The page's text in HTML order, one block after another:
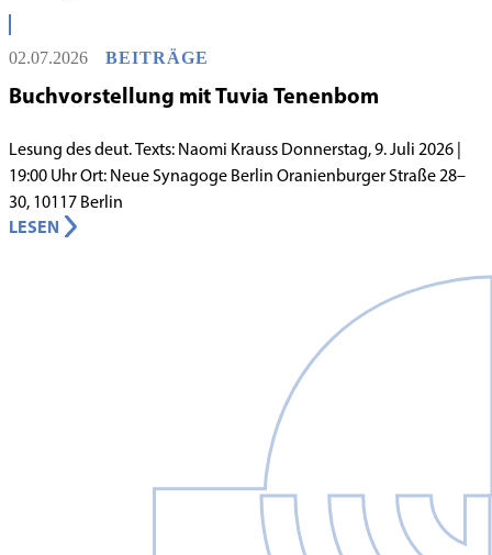
schwierigen Voraussetzungen. Vor dem Hintergrund eines
innergemeindlichen Wandels entstand bereits 1983 die Idee, eine
jüdische Grundschule zu gründen.
02.07.2026 BEITRÄGE
Buchvorstellung mit Tuvia Tenenbom
Lesung des deut. Texts: Naomi Krauss Donnerstag, 9. Juli 2026 |
19:00 Uhr Ort: Neue Synagoge Berlin Oranienburger Straße 28–
30, 10117 Berlin
LESEN